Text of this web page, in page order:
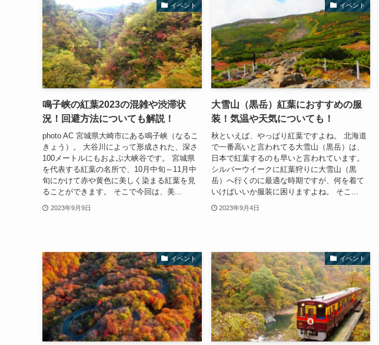
イベント
鳴子峡の紅葉2023の混雑や渋滞状
況！回避方法についても解説！
photo AC 宮城県大崎市にある鳴子峡（なるこ
きょう）。 大谷川によって形成された、深さ
100メートルにもおよぶ大峡谷です。 宮城県
を代表する紅葉の名所で、10月中旬～11月中
旬にかけて赤や黄色に美しく染まる紅葉を見
ることができます。 そこで今回は、美...
2023年9月9日
イベント
大雪山（黒岳）紅葉におすすめの服
装！気温や天気についても！
秋といえば、やっぱり紅葉ですよね。 北海道
で一番高いと言われてる大雪山（黒岳）は、
日本で紅葉するのも早いと言われています。
シルバーウイークに紅葉狩りに大雪山（黒
岳）へ行くのに最適な時期ですが、何を着て
いけばいいか服装に困りますよね。 そこ...
2023年9月4日
イベント イベント